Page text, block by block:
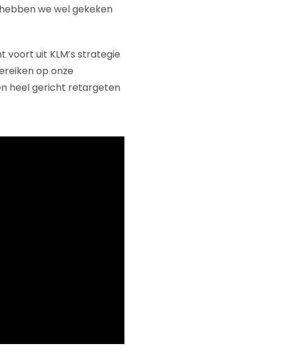
we wel gekeken
voort uit KLM’s strategie
op onze
heel gericht retargeten